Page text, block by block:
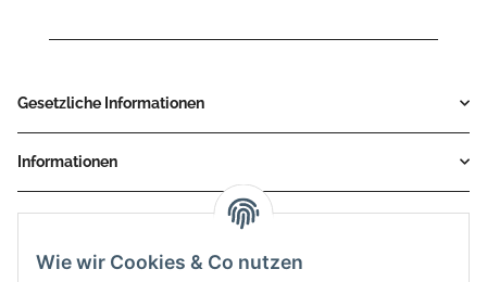
Wie wir Cookies & Co nutzen
Gesetzliche Informationen
Informationen